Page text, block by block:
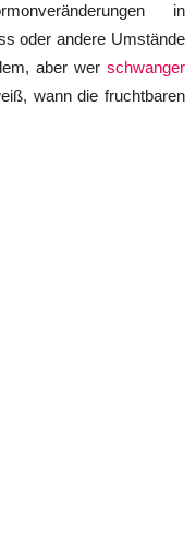
in
oder andere Umstände
aber wer schwanger
wann die fruchtbaren